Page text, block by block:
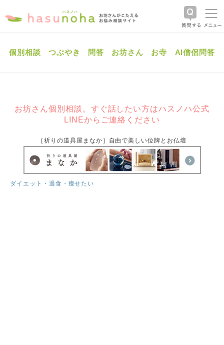
個別相談 つぶやき 問答 お坊さん お寺 AI僧侶問答
お坊さん個別相談。すぐ話したい方はハスノハ公式
LINEからご連絡ください
［祈りの道具屋まなか］自由で美しい位牌とお仏壇
ダイエット・過食・痩せたい